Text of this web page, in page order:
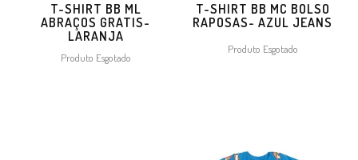
T-SHIRT BB ML
ABRAÇOS GRATIS-
LARANJA
Produto Esgotado
T-SHIRT BB MC BOLSO
RAPOSAS- AZUL JEANS
Produto Esgotado